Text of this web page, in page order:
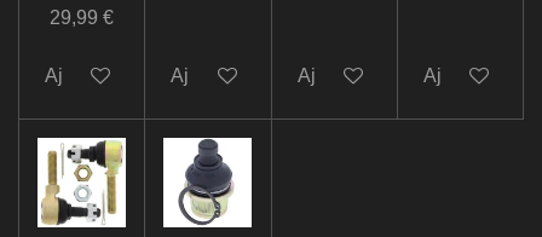
29,99 €
Ajouter au panierAjouter au panierAjouter au panierAjouter au